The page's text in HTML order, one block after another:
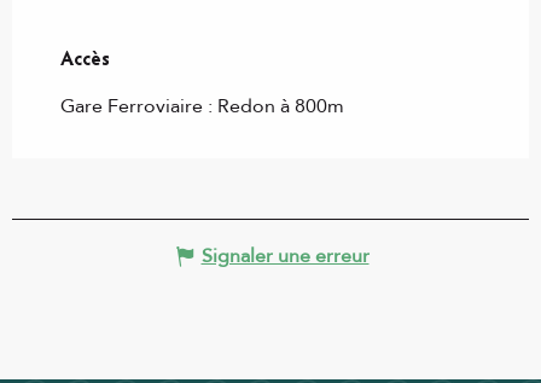
Accès
Accès
Gare Ferroviaire : Redon à 800m
Signaler une erreur